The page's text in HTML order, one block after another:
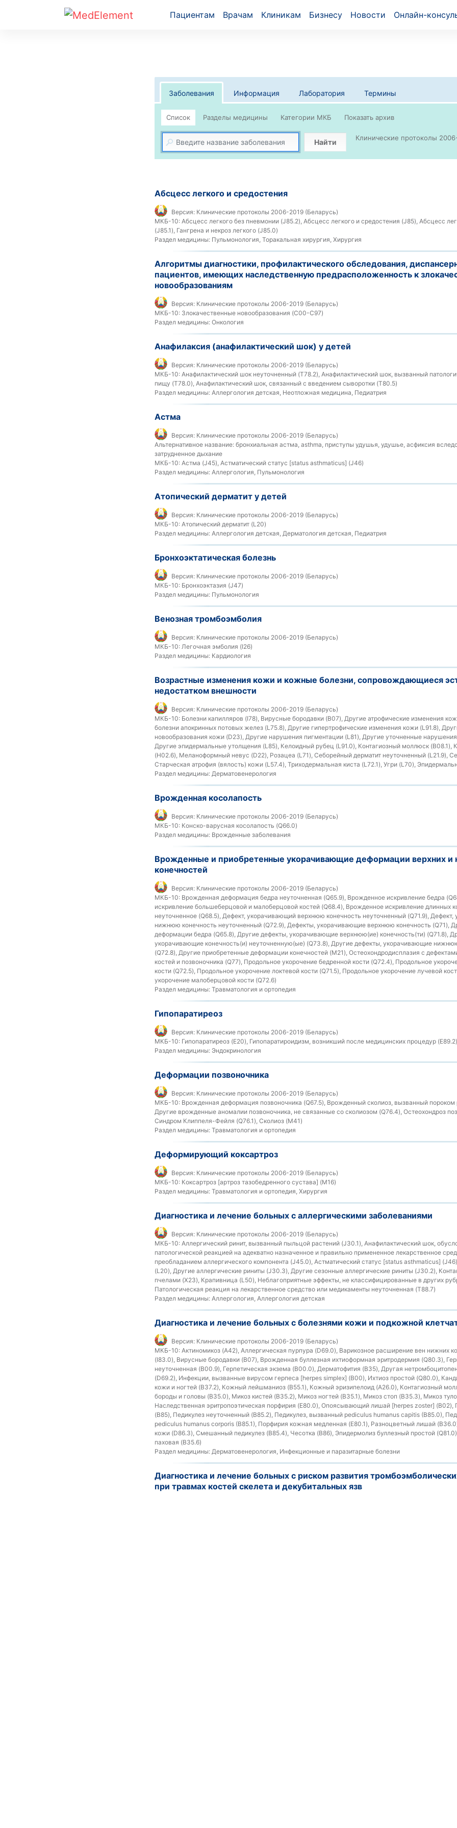
Пациентам Врачам Клиникам Бизнесу Новости Онлайн-
Заболевания Информация Лаборатория Термины
Список
Клинические протоколы
Найти
Абсцесс легкого и средостения
Версия: Клинические протоколы 2006-2019 (Беларусь)
МКБ-10: Абсцесс легкого без пневмонии (J85.2), Абсцесс легкого и средостения (J85), Абсцесс
(J85.1), Гангрена и некроз легкого (J85.0)
Раздел медицины: Пульмонология, Торакальная хирургия, Хирургия
Алгоритмы диагностики, профилактического обследования,
пациентов, имеющих наследственную предрасположенность к
новообразованиям
Версия: Клинические протоколы 2006-2019 (Беларусь)
МКБ-10: Злокачественные новообразования (C00-C97)
Раздел медицины: Онкология
Анафилаксия (анафилактический шок) у детей
Версия: Клинические протоколы 2006-2019 (Беларусь)
МКБ-10: Анафилактический шок неуточненный (T78.2), Анафилактический шок, вызванный
пищу (T78.0), Анафилактический шок, связанный с введением сыворотки (T80.5)
Раздел медицины: Аллергология детская, Неотложная медицина, Педиатрия
Астма
Версия: Клинические протоколы 2006-2019 (Беларусь)
Альтернативное название: бронхиальная астма, asthma, приступы удушья, удушье, асфиксия
затрудненное дыхание
МКБ-10: Астма (J45), Астматический статус [status asthmaticus] (J46)
Раздел медицины: Аллергология, Пульмонология
Атопический дерматит у детей
Версия: Клинические протоколы 2006-2019 (Беларусь)
МКБ-10: Атопический дерматит (L20)
Раздел медицины: Аллергология детская, Дерматология детская, Педиатрия
Бронхоэктатическая болезнь
Версия: Клинические протоколы 2006-2019 (Беларусь)
МКБ-10: Бронхоэктазия (J47)
Раздел медицины: Пульмонология
Венозная тромбоэмболия
Версия: Клинические протоколы 2006-2019 (Беларусь)
МКБ-10: Легочная эмболия (I26)
Раздел медицины: Кардиология
Возрастные изменения кожи и кожные болезни, сопровождающиеся
недостатком внешности
Версия: Клинические протоколы 2006-2019 (Беларусь)
МКБ-10: Болезни капилляров (I78), Вирусные бородавки (B07), Другие атрофические изменения
болезни апокринных потовых желез (L75.8), Другие гипертрофические изменения кожи (L91.8),
новообразования кожи (D23), Другие нарушения пигментации (L81), Другие уточненные
Другие эпидермальные утолщения (L85), Келоидный рубец (L91.0), Контагиозный моллюск (B08.1),
(H02.6), Меланоформный невус (D22), Розацеа (L71), Себорейный дерматит неуточненный (L21.9),
Старческая атрофия (вялость) кожи (L57.4), Триходермальная киста (L72.1), Угри (L70),
Раздел медицины: Дерматовенерология
Врожденная косолапость
Версия: Клинические протоколы 2006-2019 (Беларусь)
МКБ-10: Конско-варусная косолапость (Q66.0)
Раздел медицины: Врожденные заболевания
Врожденные и приобретенные укорачивающие деформации верхних и
конечностей
Версия: Клинические протоколы 2006-2019 (Беларусь)
МКБ-10: Врожденная деформация бедра неуточненная (Q65.9), Врожденное искривление бедра
искривление большеберцовой и малоберцовой костей (Q68.4), Врожденное искривление длинных
неуточненное (Q68.5), Дефект, укорачивающий верхнюю конечность неуточненный (Q71.9),
нижнюю конечность неуточненный (Q72.9), Дефекты, укорачивающие верхнюю конечность (Q71),
деформации бедра (Q65.8), Другие дефекты, укорачивающие верхнюю(ие) конечность(ти) (Q71.8),
укорачивающие конечность(и) неуточненную(ые) (Q73.8), Другие дефекты, укорачивающие
(Q72.8), Другие приобретенные деформации конечностей (M21), Остеохондродисплазия с
костей и позвоночника (Q77), Продольное укорочение бедренной кости (Q72.4), Продольное
кости (Q72.5), Продольное укорочение локтевой кости (Q71.5), Продольное укорочение лучевой
укорочение малоберцовой кости (Q72.6)
Раздел медицины: Травматология и ортопедия
Гипопаратиреоз
Версия: Клинические протоколы 2006-2019 (Беларусь)
МКБ-10: Гипопаратиреоз (E20), Гипопаратироидизм, возникший после медицинских процедур (E89.2)
Раздел медицины: Эндокринология
Деформации позвоночника
Версия: Клинические протоколы 2006-2019 (Беларусь)
МКБ-10: Врожденная деформация позвоночника (Q67.5), Врожденный сколиоз, вызванный пороком
Другие врожденные аномалии позвоночника, не связанные со сколиозом (Q76.4), Остеохондроз
Синдром Клиппеля-Фейля (Q76.1), Сколиоз (M41)
Раздел медицины: Травматология и ортопедия
Деформирующий коксартроз
Версия: Клинические протоколы 2006-2019 (Беларусь)
МКБ-10: Коксартроз [артроз тазобедренного сустава] (M16)
Раздел медицины: Травматология и ортопедия, Хирургия
Диагностика и лечение больных с аллергическими заболеваниями
Версия: Клинические протоколы 2006-2019 (Беларусь)
МКБ-10: Аллергический ринит, вызванный пыльцой растений (J30.1), Анафилактический шок,
патологической реакцией на адекватно назначенное и правильно примененное лекарственное
преобладанием аллергического компонента (J45.0), Астматический статус [status asthmaticus]
(L20), Другие аллергические риниты (J30.3), Другие сезонные аллергические риниты (J30.2),
пчелами (X23), Крапивница (L50), Неблагоприятные эффекты, не классифицированные в других
Патологическая реакция на лекарственное средство или медикаменты неуточненная (T88.7)
Раздел медицины: Аллергология, Аллергология детская
Диагностика и лечение больных с болезнями кожи и подкожной
Версия: Клинические протоколы 2006-2019 (Беларусь)
МКБ-10: Актиномикоз (A42), Аллергическая пурпура (D69.0), Варикозное расширение вен нижних
(I83.0), Вирусные бородавки (B07), Врожденная буллезная ихтиоформная эритродермия (Q80.3),
неуточненная (B00.9), Герпетическая экзема (B00.0), Дерматофития (B35), Другая
(D69.2), Инфекции, вызванные вирусом герпеса [herpes simplex] (B00), Ихтиоз простой (Q80.0),
кожи и ногтей (B37.2), Кожный лейшманиоз (B55.1), Кожный эризипелоид (A26.0), Контагиозный
бороды и головы (B35.0), Микоз кистей (B35.2), Микоз ногтей (B35.1), Микоз стоп (B35.3), Микоз
Наследственная эритропоэтическая порфирия (E80.0), Опоясывающий лишай [herpes zoster] (B02),
(B85), Педикулез неуточненный (B85.2), Педикулез, вызванный pediculus humanus capitis (B85.0),
pediculus humanus corporis (B85.1), Порфирия кожная медленная (E80.1), Разноцветный лишай
кожи (D86.3), Смешанный педикулез (B85.4), Чесотка (B86), Эпидермолиз буллезный простой
паховая (B35.6)
Раздел медицины: Дерматовенерология, Инфекционные и паразитарные болезни
Диагностика и лечение больных с риском развития
при травмах костей скелета и декубитальных язв